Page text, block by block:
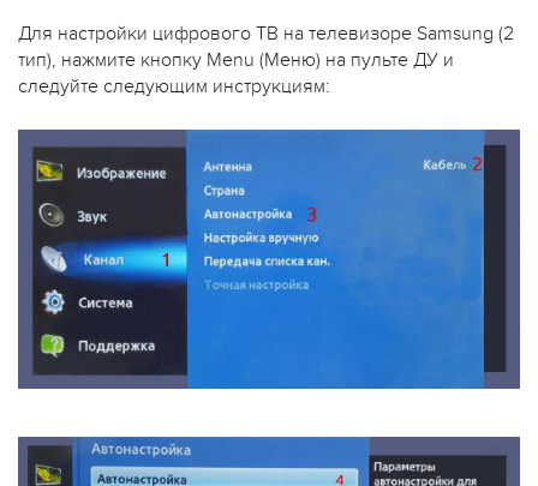
Для настройки цифрового ТВ на телевизоре Samsung (2
тип), нажмите кнопку Menu (Меню) на пульте ДУ и
следуйте следующим инструкциям: